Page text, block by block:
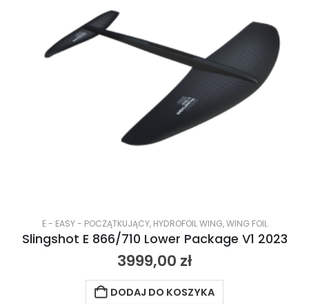
E - EASY - POCZĄTKUJĄCY, HYDROFOIL WING,WING FOIL
Slingshot E 866/710 Lower Package V1 2023
3999,00 zł
DODAJ DO KOSZYKA